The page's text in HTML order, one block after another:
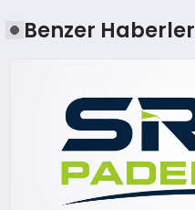
Benzer Haberler